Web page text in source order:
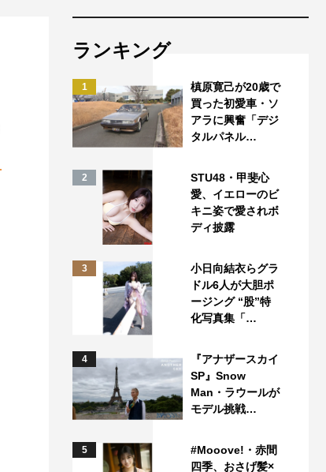
ランキング
1
槙原寛己が20歳で
買った初愛車・ソ
アラに興奮「デジ
タルパネル…
2
STU48・甲斐心
愛、イエローのビ
キニ姿で愛されボ
ディ披露
3
小日向結衣らグラ
ドル6人が大胆ポ
ージング “股”特
化写真集「…
4
『アナザースカイ
SP』Snow
Man・ラウールが
モデル挑戦…
5
#Mooove!・赤間
四季、おさげ髪×